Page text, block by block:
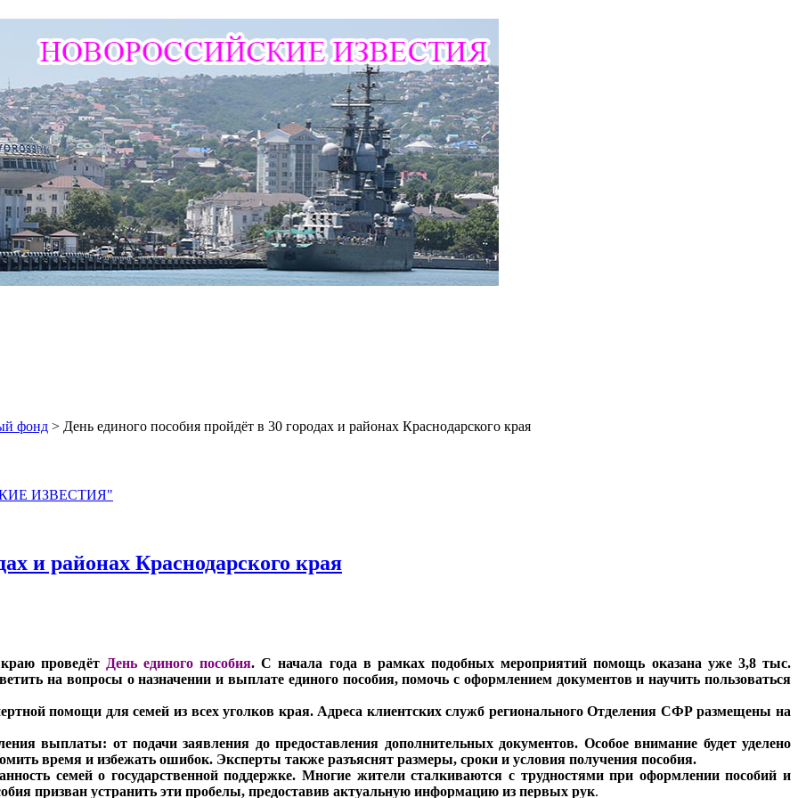
фонд > День единого пособия пройдёт в 30 городах и районах Краснодарского края
ИЗВЕСТИЯ"
и районах Краснодарского края
проведёт День единого пособия. С начала года в рамках подобных мероприятий помощь оказана уже 3,8 тыс.
на вопросы о назначении и выплате единого пособия, помочь с оформлением документов и научить пользоваться
помощи для семей из всех уголков края. Адреса клиентских служб регионального Отделения СФР размещены на
выплаты: от подачи заявления до предоставления дополнительных документов. Особое внимание будет уделено
время и избежать ошибок. Эксперты также разъяснят размеры, сроки и условия получения пособия.
семей о государственной поддержке. Многие жители сталкиваются с трудностями при оформлении пособий и
призван устранить эти пробелы, предоставив актуальную информацию из первых рук.